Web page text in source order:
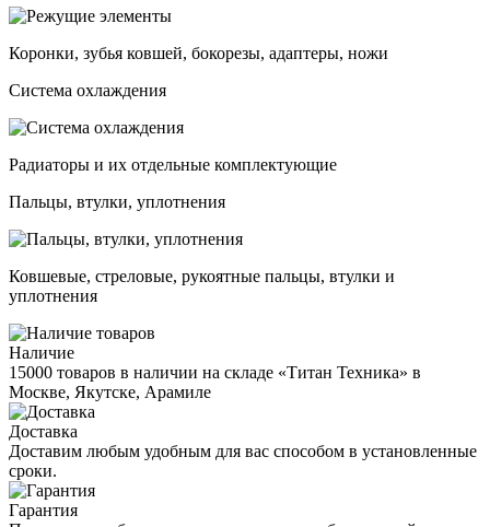
Коронки, зубья ковшей, бокорезы, адаптеры, ножи
Система охлаждения
Радиаторы и их отдельные комплектующие
Пальцы, втулки, уплотнения
Ковшевые, стреловые, рукоятные пальцы, втулки и
уплотнения
Наличие
15000 товаров в наличии на складе «Титан Техника» в
Москве, Якутске, Арамиле
Доставка
Доставим любым удобным для вас способом в установленные
сроки.
Гарантия